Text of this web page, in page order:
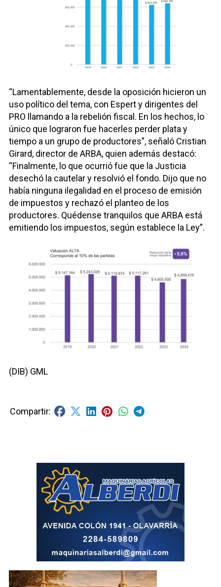
“Lamentablemente, desde la oposición hicieron un
uso político del tema, con Espert y dirigentes del
PRO llamando a la rebelión fiscal. En los hechos, lo
único que lograron fue hacerles perder plata y
tiempo a un grupo de productores”, señaló Cristian
Girard, director de ARBA, quien además destacó:
“Finalmente, lo que ocurrió fue que la Justicia
desechó la cautelar y resolvió el fondo. Dijo que no
había ninguna ilegalidad en el proceso de emisión
de impuestos y rechazó el planteo de los
productores. Quédense tranquilos que ARBA está
emitiendo los impuestos, según establece la Ley”.
(DIB) GML